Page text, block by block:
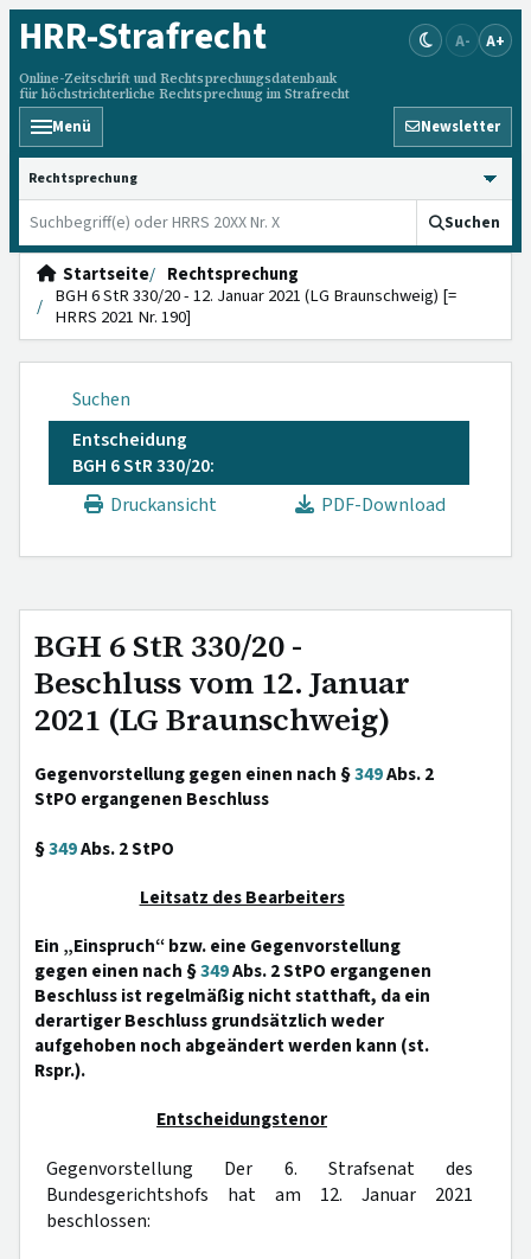
HRR-Strafrecht
Online-Zeitschrift und Rechtsprechungsdatenbank
für höchstrichterliche Rechtsprechung im Strafrecht
A- A+
Menü Newsletter
HRRS durchsuchen
Suchen
Startseite
Rechtsprechung
BGH 6 StR 330/20 - 12. Januar 2021 (LG Braunschweig) [=
HRRS 2021 Nr. 190]
Suchen
Entscheidung
BGH 6 StR 330/20:
Druckansicht
PDF-Download
BGH 6 StR 330/20 -
Beschluss vom 12. Januar
2021 (LG Braunschweig)
Gegenvorstellung gegen einen nach §349Abs. 2
StPO ergangenen Beschluss
§349Abs. 2 StPO
Leitsatz des Bearbeiters
Ein „Einspruch“ bzw. eine Gegenvorstellung
gegen einen nach §349Abs. 2 StPO ergangenen
Beschluss ist regelmäßig nicht statthaft, da ein
derartiger Beschluss grundsätzlich weder
aufgehoben noch abgeändert werden kann (st.
Rspr.).
Entscheidungstenor
Gegenvorstellung Der 6. Strafsenat des
Bundesgerichtshofs hat am 12. Januar 2021
beschlossen: